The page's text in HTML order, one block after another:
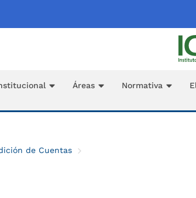
Áreas Normativa
de Cuentas